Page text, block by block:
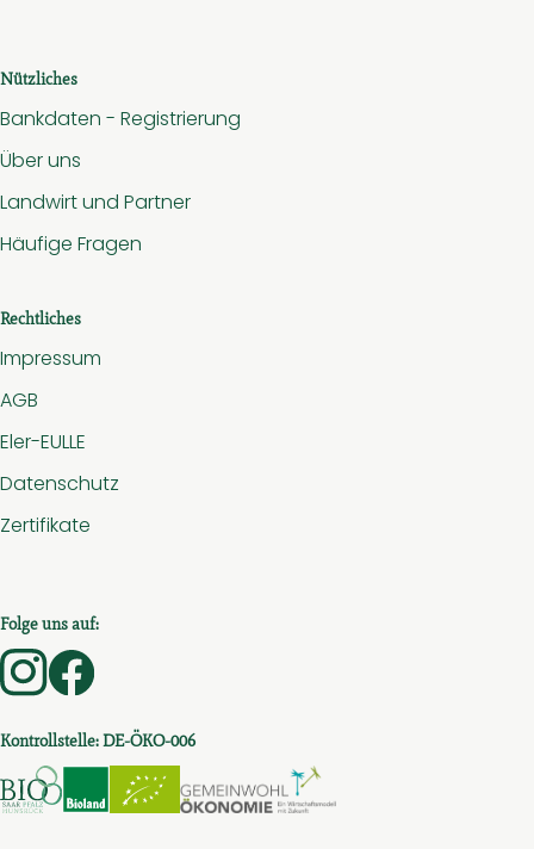
Nützliches
Bankdaten - Registrierung
Über uns
Landwirt und Partner
Häufige Fragen
Rechtliches
Impressum
AGB
Eler-EULLE
Datenschutz
Zertifikate
Folge uns auf:
Externer Link zu https://www.instagram.com/
Kontrollstelle: DE-ÖKO-006
Externer Link zu https://www.bio-saar-pfalz-
Externer Link zu https://www.bioc.info/
Externer Link zu https://